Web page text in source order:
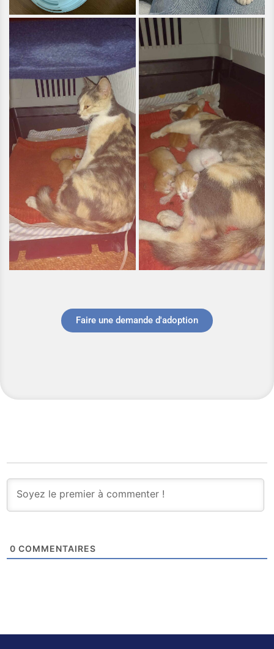
Faire une demande d'adoption
0 COMMENTAIRES